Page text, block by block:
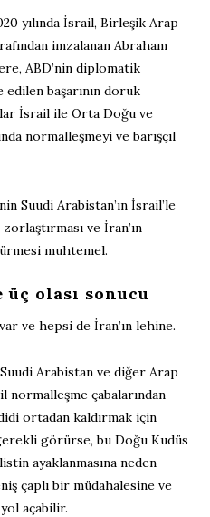
yılında İsrail, Birleşik Arap
imzalanan Abraham
ABD’nin diplomatik
edilen başarının doruk
İsrail ile Orta Doğu ve
normalleşmeyi ve barışçıl
Suudi Arabistan’ın İsrail’le
ve İran’ın
muhtemel.
olası sonucu
ve hepsi de İran’ın lehine.
Arabistan ve diğer Arap
çabalarından
ortadan kaldırmak için
görürse, bu Doğu Kudüs
ayaklanmasına neden
çaplı bir müdahalesine ve
açabilir.